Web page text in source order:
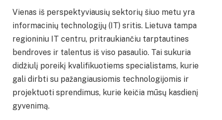
Vienas iš perspektyviausių sektorių šiuo metu yra
informacinių technologijų (IT) sritis. Lietuva tampa
regioniniu IT centru, pritraukiančiu tarptautines
bendroves ir talentus iš viso pasaulio. Tai sukuria
didžiulį poreikį kvalifikuotiems specialistams, kurie
gali dirbti su pažangiausiomis technologijomis ir
projektuoti sprendimus, kurie keičia mūsų kasdienį
gyvenimą.